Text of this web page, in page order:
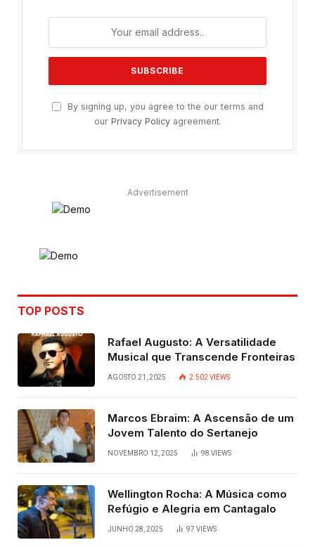
By signing up, you agree to the our terms and
our Privacy Policyagreement.
Advertisement
TOP POSTS
Rafael Augusto: A Versatilidade
Musical que Transcende Fronteiras
AGOSTO 21, 2025 2.502 VIEWS
Marcos Ebraim: A Ascensão de um
Jovem Talento do Sertanejo
NOVEMBRO 12, 2025 98 VIEWS
Wellington Rocha: A Música como
Refúgio e Alegria em Cantagalo
JUNHO 28, 2025 97 VIEWS